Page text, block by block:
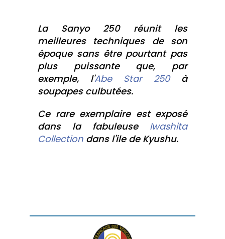
La Sanyo 250 réunit les
meilleures techniques de son
époque sans être pourtant pas
plus puissante que, par
exemple, l'Abe Star 250à
soupapes culbutées.
Ce rare exemplaire est exposé
dans la fabuleuse Iwashita
Collection dans l'ile de Kyushu.